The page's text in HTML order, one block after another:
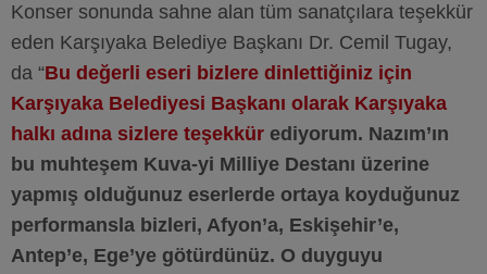
Konser sonunda sahne alan tüm sanatçılara teşekkür
eden Karşıyaka Belediye Başkanı Dr. Cemil Tugay,
da “Bu değerli eseri bizlere dinlettiğiniz için
Karşıyaka Belediyesi Başkanı olarak Karşıyaka
halkı adına sizlere teşekkür ediyorum. Nazım’ın
bu muhteşem Kuva-yi Milliye Destanı üzerine
yapmış olduğunuz eserlerde ortaya koyduğunuz
performansla bizleri, Afyon’a, Eskişehir’e,
Antep’e, Ege’ye götürdünüz. O duyguyu